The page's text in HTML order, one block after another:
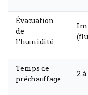
Évacuation
de
l'humidité
Temps de
préchauffage
2